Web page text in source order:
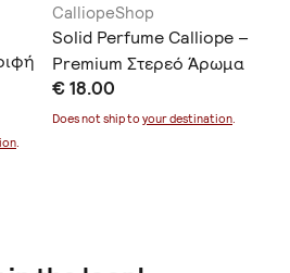
.
CalliopeShop
Solid Perfume Calliope –
Premium Στερεό Άρωμα
€ 18.00
Does not ship to your destination.